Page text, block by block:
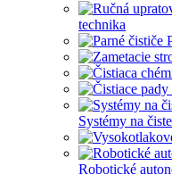
technika
Systémy na
Robotické